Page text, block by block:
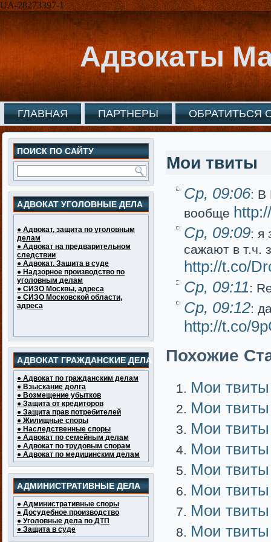
UA-28273397-1
Адвокаты
ГЛАВНАЯ ПАРТНЕРЫ ОБРАТИТЬСЯ
ПОИСК ПО САЙТУ
АДВОКАТ УГОЛОВНЫЕ ДЕЛА
● Адвокат, защита по уголовным
делам
● Адвокат на предварительном
следствии
● Адвокат. Защита в суде
● Надзорное производство по
уголовным делам
● СИЗО Москвы, адреса
● СИЗО Московской области,
адреса
АДВОКАТ ГРАЖДАНСКИЕ ДЕЛА
● Адвокат по гражданским делам
● Взыскание долга
● Возмещение убытков
● Защита от кредиторов
● Защита прав потребителей
● Жилищные споры
● Наследственные споры
● Адвокат по семейным делам
● Адвокат по трудовым спорам
● Адвокат по медицинским делам
АДМИНИСТРАТИВНЫЕ ДЕЛА
● Административные споры
● Досудебное производство
● Уголовные дела по ДТП
● Защита в суде
Мои твиты
Ср, 09:06: В
вообще
Ср, 09:09: я
сажают в т.ч.
http://t.co/
Ср, 09:11:
Ср, 09:12:
http://t.co/
Похожие
Мои твиты
Мои твиты
Мои твиты
Мои твиты
Мои твиты
Мои твиты
Мои твиты
Мои твиты